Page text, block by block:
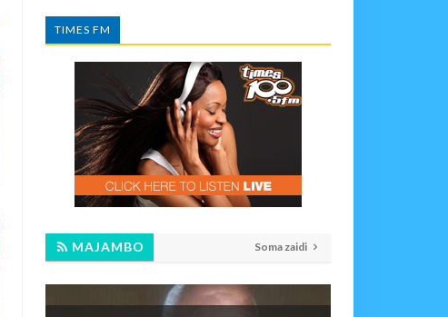
TIMES FM
MAJAMBO Soma zaidi